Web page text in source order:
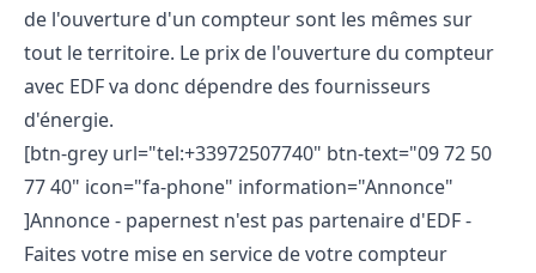
de l'ouverture d'un compteur sont les mêmes sur
tout le territoire. Le prix de l'ouverture du compteur
avec EDF va donc dépendre des fournisseurs
d'énergie.
[btn-grey url="tel:+33972507740" btn-text="09 72 50
77 40" icon="fa-phone" information="Annonce"
]Annonce - papernest n'est pas partenaire d'EDF -
Faites votre mise en service de votre compteur